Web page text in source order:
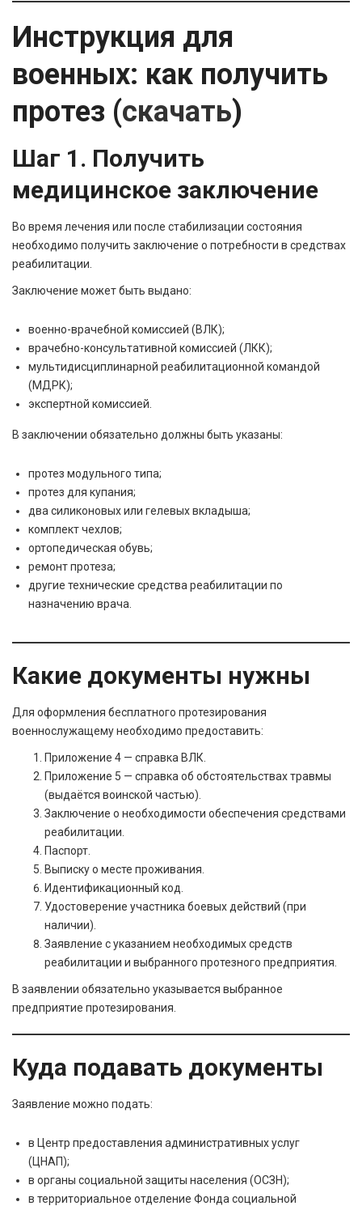
Инструкция для
военных: как получить
протез (скачать)
Шаг 1. Получить
медицинское заключение
Во время лечения или после стабилизации состояния
необходимо получить заключение о потребности в средствах
реабилитации.
Заключение может быть выдано:
военно-врачебной комиссией (ВЛК);
врачебно-консультативной комиссией (ЛКК);
мультидисциплинарной реабилитационной командой
(МДРК);
экспертной комиссией.
В заключении обязательно должны быть указаны:
протез модульного типа;
протез для купания;
два силиконовых или гелевых вкладыша;
комплект чехлов;
ортопедическая обувь;
ремонт протеза;
другие технические средства реабилитации по
назначению врача.
Какие документы нужны
Для оформления бесплатного протезирования
военнослужащему необходимо предоставить:
Приложение 4 — справка ВЛК.
Приложение 5 — справка об обстоятельствах травмы
(выдаётся воинской частью).
Заключение о необходимости обеспечения средствами
реабилитации.
Паспорт.
Выписку о месте проживания.
Идентификационный код.
Удостоверение участника боевых действий (при
наличии).
Заявление с указанием необходимых средств
реабилитации и выбранного протезного предприятия.
В заявлении обязательно указывается выбранное
предприятие протезирования.
Куда подавать документы
Заявление можно подать:
в Центр предоставления административных услуг
(ЦНАП);
в органы социальной защиты населения (ОСЗН);
в территориальное отделение Фонда социальной